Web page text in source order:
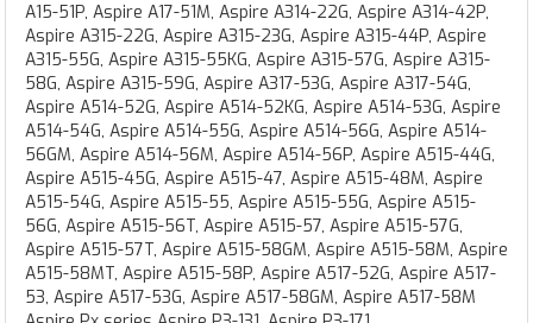
A15-51P, Aspire A17-51M, Aspire A314-22G, Aspire A314-42P,
Aspire A315-22G, Aspire A315-23G, Aspire A315-44P, Aspire
A315-55G, Aspire A315-55KG, Aspire A315-57G, Aspire A315-
58G, Aspire A315-59G, Aspire A317-53G, Aspire A317-54G,
Aspire A514-52G, Aspire A514-52KG, Aspire A514-53G, Aspire
A514-54G, Aspire A514-55G, Aspire A514-56G, Aspire A514-
56GM, Aspire A514-56M, Aspire A514-56P, Aspire A515-44G,
Aspire A515-45G, Aspire A515-47, Aspire A515-48M, Aspire
A515-54G, Aspire A515-55, Aspire A515-55G, Aspire A515-
56G, Aspire A515-56T, Aspire A515-57, Aspire A515-57G,
Aspire A515-57T, Aspire A515-58GM, Aspire A515-58M, Aspire
A515-58MT, Aspire A515-58P, Aspire A517-52G, Aspire A517-
53, Aspire A517-53G, Aspire A517-58GM, Aspire A517-58M